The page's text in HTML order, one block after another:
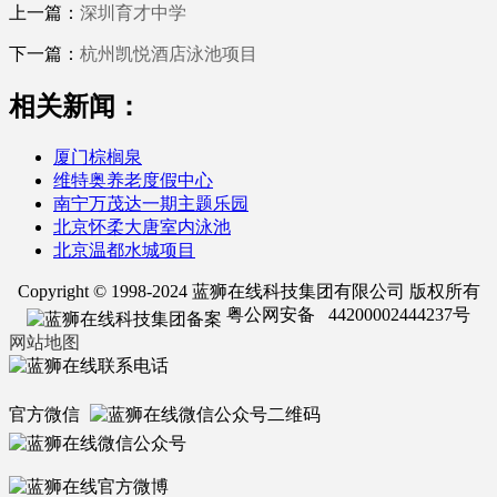
上一篇： 深圳育才中学
下一篇： 杭州凯悦酒店泳池项目
相关新闻：
厦门棕榈泉
维特奥养老度假中心
南宁万茂达一期主题乐园
北京怀柔大唐室内泳池
北京温都水城项目
Copyright © 1998-2024 蓝狮在线科技集团有限公司 版权所有
粤公网安备 44200002444237号
网站地图
官方微信